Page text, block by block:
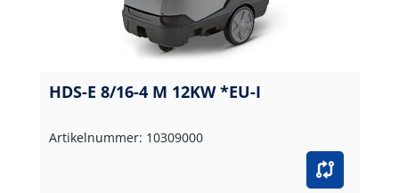
HDS-E 8/16-4 M 12KW *EU-I
Artikelnummer: 10309000